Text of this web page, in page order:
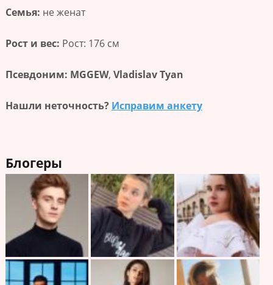
Семья: не женат
Рост и вес: Рост: 176 см
Псевдоним: MGGEW, Vladislav Tyan
Нашли неточность? Исправим анкету
Блогеры